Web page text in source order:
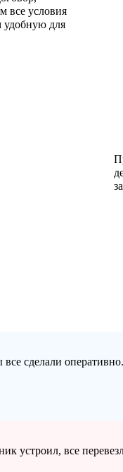
все условия
удобную для
все сделали
устроил, все